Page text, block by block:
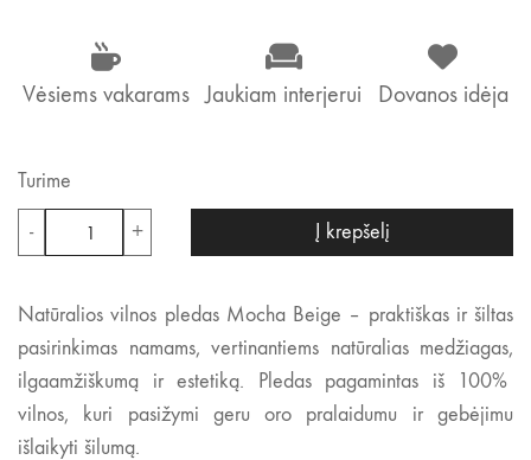
Vėsiems vakarams Jaukiam interjerui Dovanos idėja
Turime
-
produkto
kiekis:
vilnos
pledas
Beige
+ Į krepšelį
Natūralios vilnos pledas Mocha Beige – praktiškas ir šiltas
pasirinkimas namams, vertinantiems natūralias medžiagas,
ilgaamžiškumą ir estetiką. Pledas pagamintas iš 100%
vilnos, kuri pasižymi geru oro pralaidumu ir gebėjimu
išlaikyti šilumą.